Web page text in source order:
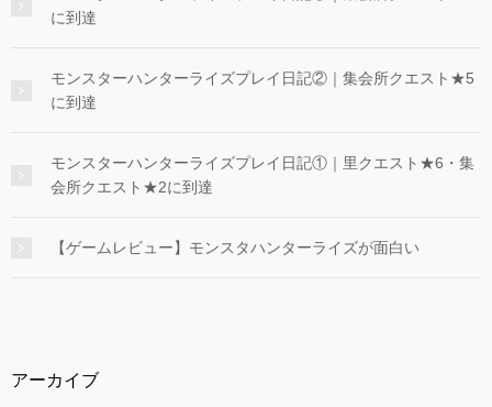
に到達
モンスターハンターライズプレイ日記②｜集会所クエスト★5
に到達
モンスターハンターライズプレイ日記①｜里クエスト★6・集
会所クエスト★2に到達
【ゲームレビュー】モンスタハンターライズが面白い
アーカイブ